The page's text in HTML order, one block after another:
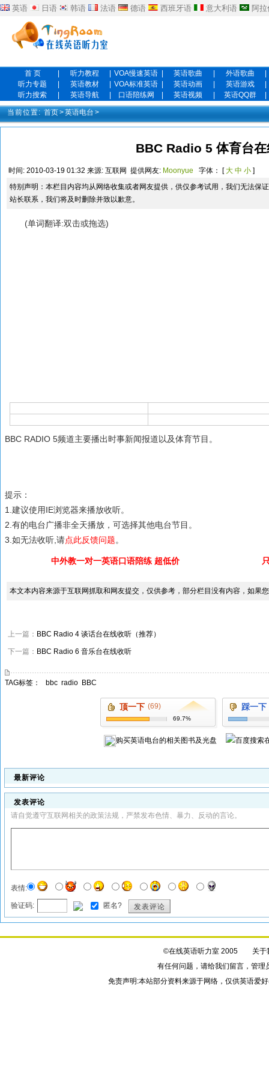
英语 日语 韩语 法语 德语 西班牙语 意大利语 阿
首 页 听力教程 VOA慢速英语 英语歌曲 外语歌曲
听力专题
英语教材 VOA标准英语 英语动画 英语游戏
听力搜索
英语导航 口语陪练网 英语视频 英语QQ群
当前位置: 首页>英语电台 >
BBC Radio 5 体育台在
时间: 2010-03-19 01:32 来源: 互联网 提供网友: Moonyue 字体： [大 中 小 ]
特别声明：本栏目内容均从网络收集或者网友提供，供仅参考试用，我们无法保
站长联系，我们将及时删除并致以歉意。
(单词翻译:双击或拖选)
BBC RADIO 5频道主要播出时事新闻报道以及体育节目。
提示：
1.建议使用IE浏览器来播放收听。
2.有的电台广播非全天播放，可选择其他电台节目。
3.如无法收听,请点此反馈问题。
中外教一对一英语口语陪练 超低价
本文本内容来源于互联网抓取和网友提交，仅供参考，部分栏目没有内容，如果
上一篇： BBC Radio 4 谈话台在线收听（推荐）
下一篇： BBC Radio 6 音乐台在线收听
TAG标签： bbc radio BBC
顶一下 (69)
69.7%
踩一下
购买英语电台的相关图书及光盘
最新评论
发表评论
请自觉遵守互联网相关的政策法规，严禁发布色情、暴力、反动的言论。
表情:
验证码: 匿名? 发表评论
©在线英语听力室 2005 关于
有任何问题，请给我们留言，管理
免责声明:本站部分资料来源于网络，仅供英语爱